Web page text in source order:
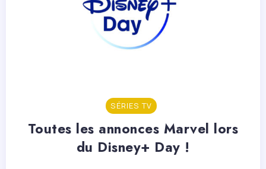
SÉRIES TV
Toutes les annonces Marvel lors
du Disney+ Day !